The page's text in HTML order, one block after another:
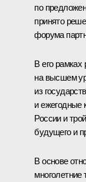
по
принято
форума
В его рамках
на высшем
из
и ежегодные
России и
будущего и
В основе